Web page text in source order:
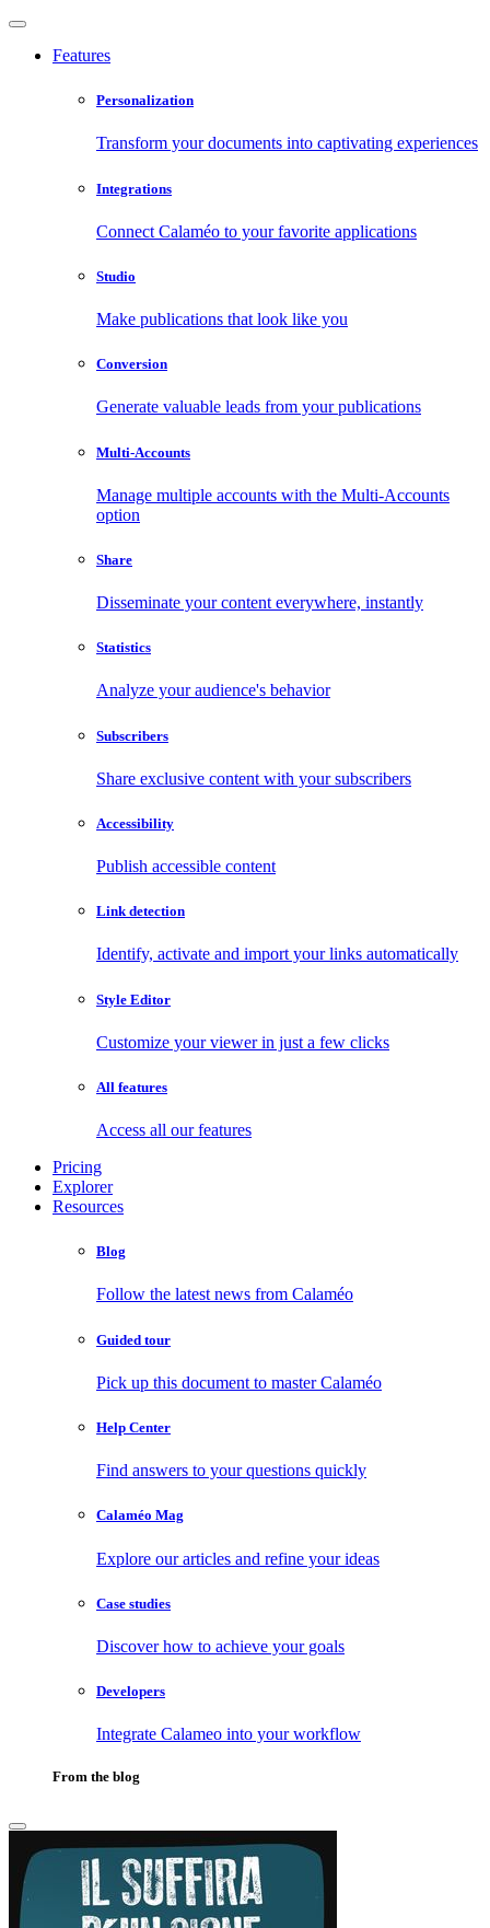
Features
Personalization
Transform your documents into captivating experiences
Integrations
Connect Calaméo to your favorite applications
Studio
Make publications that look like you
Conversion
Generate valuable leads from your publications
Multi-Accounts
Manage multiple accounts with the Multi-Accounts
option
Share
Disseminate your content everywhere, instantly
Statistics
Analyze your audience's behavior
Subscribers
Share exclusive content with your subscribers
Accessibility
Publish accessible content
Link detection
Identify, activate and import your links automatically
Style Editor
Customize your viewer in just a few clicks
All features
Access all our features
Pricing
Explorer
Resources
Blog
Follow the latest news from Calaméo
Guided tour
Pick up this document to master Calaméo
Help Center
Find answers to your questions quickly
Calaméo Mag
Explore our articles and refine your ideas
Case studies
Discover how to achieve your goals
Developers
Integrate Calameo into your workflow
From the blog